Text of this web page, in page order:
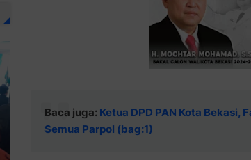
Baca juga: Ketua DPD PAN Kota Bekasi,
Semua Parpol (bag:1)